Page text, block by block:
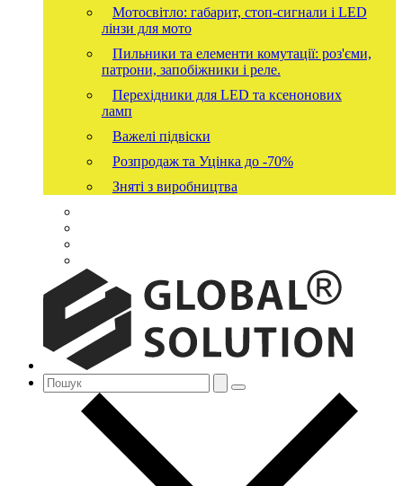
Мотосвітло: габарит, стоп-сигнали і LED
лінзи для мото
Пильники та елементи комутації: роз'єми,
патрони, запобіжники і реле.
Перехідники для LED та ксенонових
ламп
Важелі підвіски
Розпродаж та Уцінка до -70%
Зняті з виробництва